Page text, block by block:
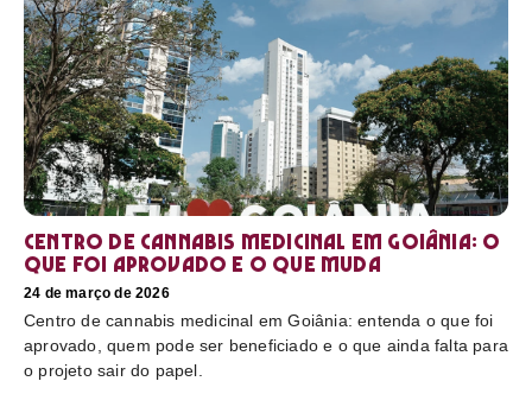
Centro de cannabis medicinal em Goiânia: o
que foi aprovado e o que muda
24 de março de 2026
Centro de cannabis medicinal em Goiânia: entenda o que foi
aprovado, quem pode ser beneficiado e o que ainda falta para
o projeto sair do papel.